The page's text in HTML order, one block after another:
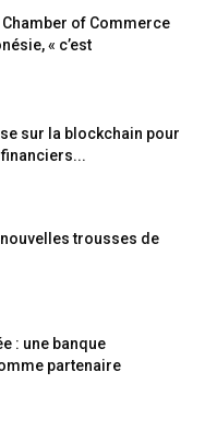
of Commerce
« c’est
sur la blockchain pour
trousses de
: une banque
partenaire